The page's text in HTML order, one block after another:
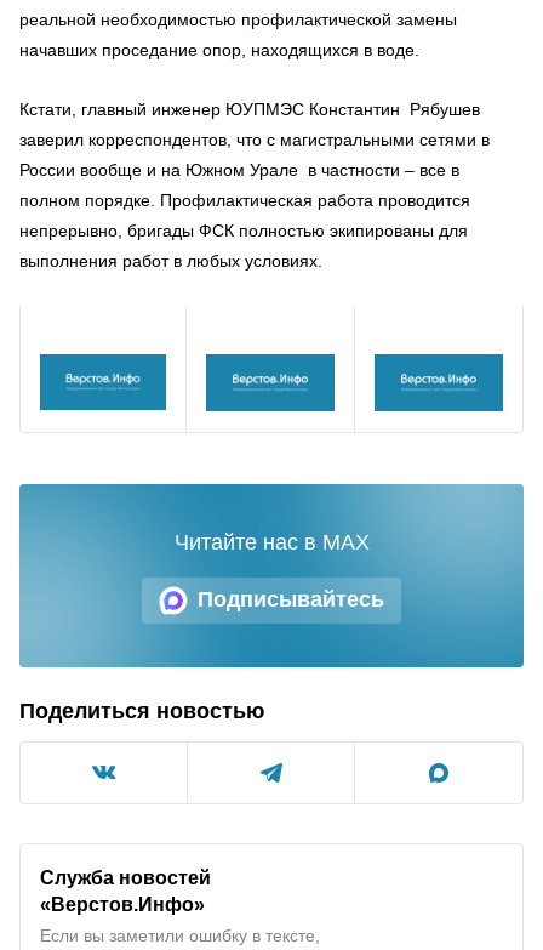
реальной необходимостью профилактической замены
начавших проседание опор, находящихся в воде.
Кстати, главный инженер ЮУПМЭС Константин Рябушев
заверил корреспондентов, что с магистральными сетями в
России вообще и на Южном Урале в частности – все в
полном порядке. Профилактическая работа проводится
непрерывно, бригады ФСК полностью экипированы для
выполнения работ в любых условиях.
Подписывайтесь
Читайте нас в MAX
Поделиться новостью
Служба новостей
«Верстов.Инфо»
Если вы заметили ошибку в тексте,